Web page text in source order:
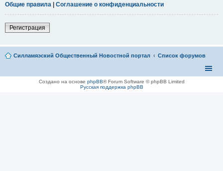
Общие правила | Соглашение о конфиденциальности
Регистрация
Силламяэский Общественный Новостной портал Список форумов
Создано на основе phpBB® Forum Software © phpBB Limited
Русская поддержка phpBB